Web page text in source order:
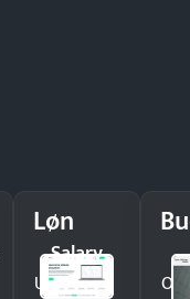
Løn
Salary
Udbetal